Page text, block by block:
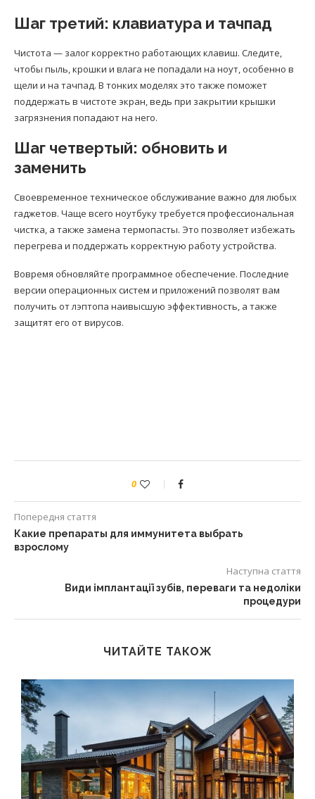
Шаг третий: клавиатура и тачпад
Чистота — залог корректно работающих клавиш. Следите,
чтобы пыль, крошки и влага не попадали на ноут, особенно в
щели и на тачпад. В тонких моделях это также поможет
поддержать в чистоте экран, ведь при закрытии крышки
загрязнения попадают на него.
Шаг четвертый: обновить и
заменить
Своевременное техническое обслуживание важно для любых
гаджетов. Чаще всего ноутбуку требуется профессиональная
чистка, а также замена термопасты. Это позволяет избежать
перегрева и поддержать корректную работу устройства.
Вовремя обновляйте программное обеспечение. Последние
версии операционных систем и приложений позволят вам
получить от лэптопа наивысшую эффективность, а также
защитят его от вирусов.
0
Попередня стаття
Какие препараты для иммунитета выбрать
взрослому
Наступна стаття
Види імплантації зубів, переваги та недоліки
процедури
ЧИТАЙТЕ ТАКОЖ